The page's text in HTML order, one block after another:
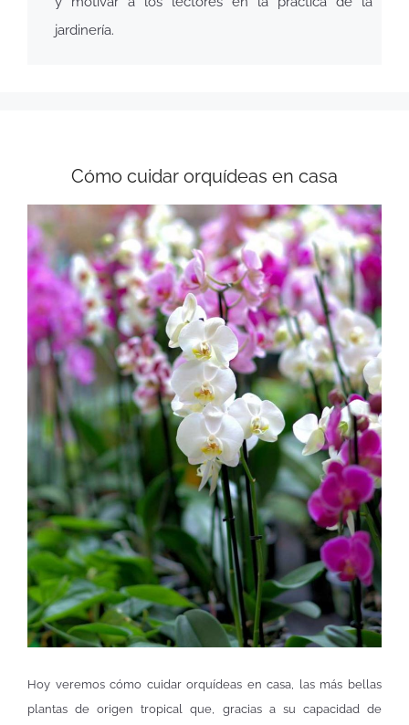
jardinería.
Cómo cuidar orquídeas en casa
Hoy veremos cómo cuidar orquídeas en casa, las más bellas
plantas de origen tropical que, gracias a su capacidad de